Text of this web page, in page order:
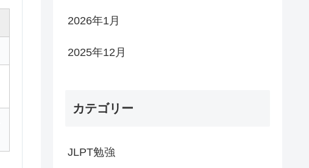
2026年1月
2025年12月
カテゴリー
JLPT勉強